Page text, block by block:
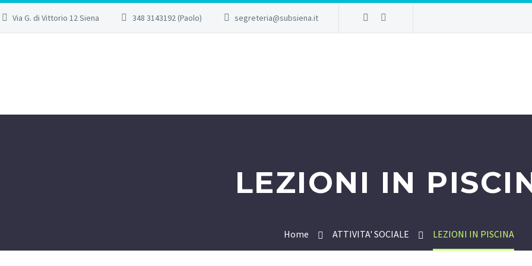
Via G. di Vittorio 12 Siena 348 3143192 (Paolo) segreteria@subsiena.it
LEZIONI IN
Home ATTIVITA' SOCIALE LEZIONI IN PISCINA